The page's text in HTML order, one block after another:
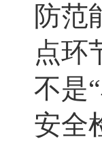
防范
点环
不是
安全